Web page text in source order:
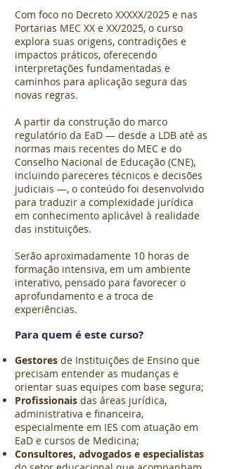
Com foco no Decreto XXXXX/2025 e nas
Portarias MEC XX e XX/2025, o curso
explora suas origens, contradições e
impactos práticos, oferecendo
interpretações fundamentadas e
caminhos para aplicação segura das
novas regras.
A partir da construção do marco
regulatório da EaD — desde a LDB até as
normas mais recentes do MEC e do
Conselho Nacional de Educação (CNE),
incluindo pareceres técnicos e decisões
judiciais —, o conteúdo foi desenvolvido
para traduzir a complexidade jurídica
em conhecimento aplicável à realidade
das instituições.
Serão aproximadamente 10 horas de
formação intensiva, em um ambiente
interativo, pensado para favorecer o
aprofundamento e a troca de
experiências.
Para quem é este curso?
Gestores de Instituições de Ensino que
precisam entender as mudanças e
orientar suas equipes com base segura;
Profissionais das áreas jurídica,
administrativa e financeira,
especialmente em IES com atuação em
EaD e cursos de Medicina;
Consultores, advogados e especialistas